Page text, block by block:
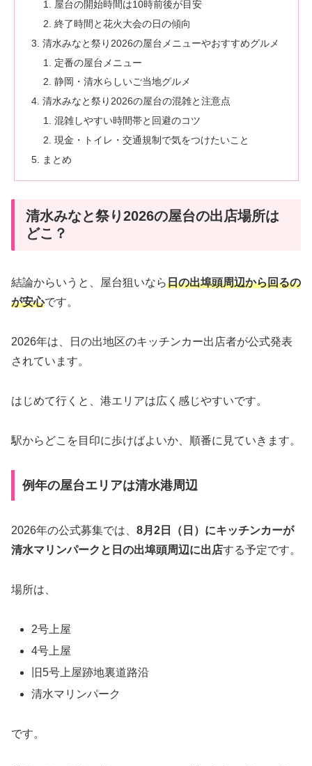
屋台の開始時間は10時前後が目安
終了時間と花火大会の日の傾向
清水みなと祭り2026の屋台メニューやおすすめグルメ
定番の屋台メニュー
静岡・清水らしいご当地グルメ
清水みなと祭り2026の屋台の混雑と注意点
混雑しやすい時間帯と回避のコツ
現金・トイレ・交通規制で気をつけたいこと
まとめ
清水みなと祭り2026の屋台の出店場所は
どこ？
結論からいうと、屋台狙いなら日の出埠頭周辺から回るの
が安心です。
2026年は、日の出地区のキッチンカー出店者が公式発表
されています。
はじめて行くと、港エリアは広く感じやすいです。
駅からどこを目印に歩けばよいか、順番に見ていきます。
例年の屋台エリアは清水港周辺
2026年の公式募集では、 8月2日（日）にキッチンカーが
清水マリンパークと日の出埠頭周辺に出店する予定です。
場所は、
2号上屋
4号上屋
旧5号上屋跡地裏道路沿
清水マリンパーク
です。